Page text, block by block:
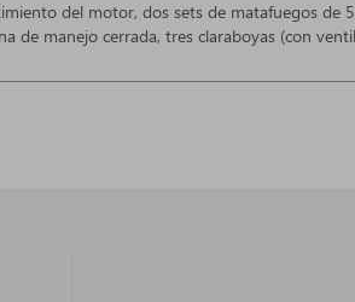
del motor, dos sets de matafuegos de
de manejo cerrada, tres claraboyas (con